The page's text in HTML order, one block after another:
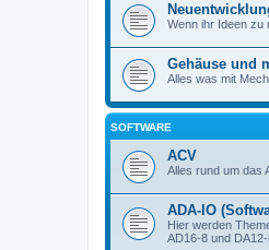
Wenn ihr Ideen zu
Gehäuse und
Alles was mit
SOFTWARE
ACV
Alles rund um das
ADA-IO
Hier werden
AD16-8 und